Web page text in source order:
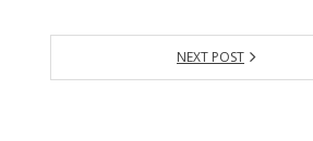
NEXT POST